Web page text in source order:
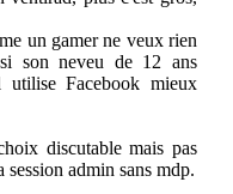
un gamer ne veux rien
son neveu de 12 ans
Facebook mieux
discutable mais pas
admin sans mdp.